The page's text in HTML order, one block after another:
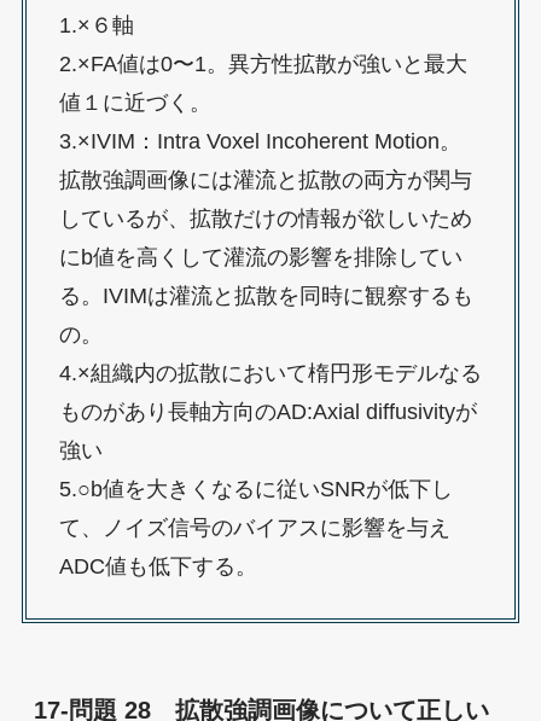
1.×６軸
2.×FA値は0〜1。異方性拡散が強いと最大
値１に近づく。
3.×IVIM：Intra Voxel Incoherent Motion。
拡散強調画像には灌流と拡散の両方が関与
しているが、拡散だけの情報が欲しいため
にb値を高くして灌流の影響を排除してい
る。IVIMは灌流と拡散を同時に観察するも
の。
4.×組織内の拡散において楕円形モデルなる
ものがあり長軸方向のAD:Axial diffusivityが
強い
5.○b値を大きくなるに従いSNRが低下し
て、ノイズ信号のバイアスに影響を与え
ADC値も低下する。
17-問題 28 拡散強調画像について正しい